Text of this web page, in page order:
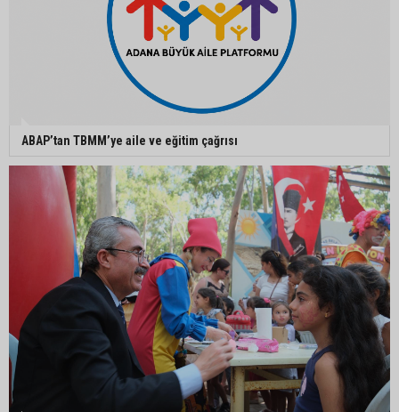
ASKİ'den Bakımyurdu Caddesi'nde içme suyu
altyapısına güçlü yatırım
Müzeyyen Şevkin: "Yolcu garantisi verilen
havalimanında 100 emekçi neden işten
ABAP’tan TBMM’ye aile ve eğitim çağrısı